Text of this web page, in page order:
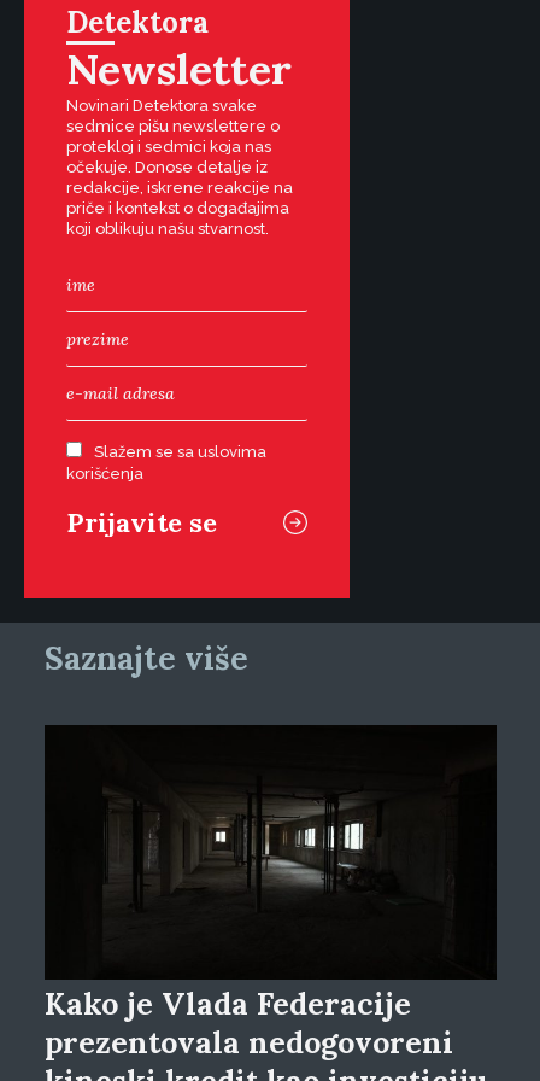
Detektora
Newsletter
Novinari Detektora svake
sedmice pišu newslettere o
protekloj i sedmici koja nas
očekuje. Donose detalje iz
redakcije, iskrene reakcije na
priče i kontekst o događajima
koji oblikuju našu stvarnost.
Slažem se sa uslovima
korišćenja
Saznajte više
Kako je Vlada Federacije
prezentovala nedogovoreni